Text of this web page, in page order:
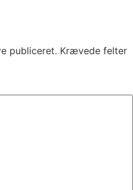
publiceret. Krævede felter